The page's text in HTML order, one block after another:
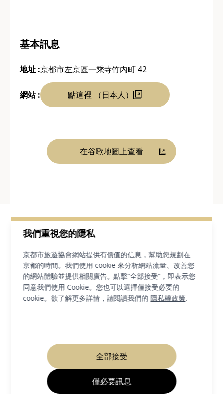
我們重視您的隱私
京都市旅遊協會網站提供有價值的信息，幫助您規劃在
京都的時間。我們使用 cookie 來分析網站流量、改善您
的網站體驗並提供相關廣告。點擊“全部接受”，即表示您
同意我們使用 Cookie。您也可以選擇僅接受必要的
cookie。欲了解更多詳情，請閱讀我們的隱私權政策.
全部接受
僅必要訊息
基本訊息
地址 :京都市左京區一乘寺竹內町 42
網站 : 點這裡 （日本人）
在谷歌地圖上查看
合作夥伴